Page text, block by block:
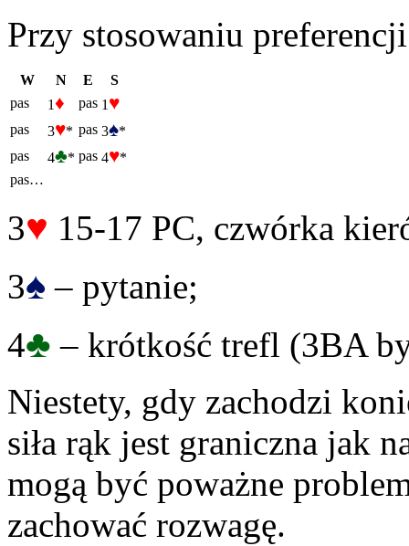
Przy stosowaniu
W N E
S
pas
1♦ pas 1 ♥
pas 3♥* pas 3♠*
pas
4♣* pas 4♥*
pas…
3♥ 15-17 PC, czwórka
3♠ – pytanie;
4♣ – krótkość trefl (3BA
Niestety, gdy zachodzi
siła rąk jest graniczna jak
mogą być poważne
zachować rozwagę.